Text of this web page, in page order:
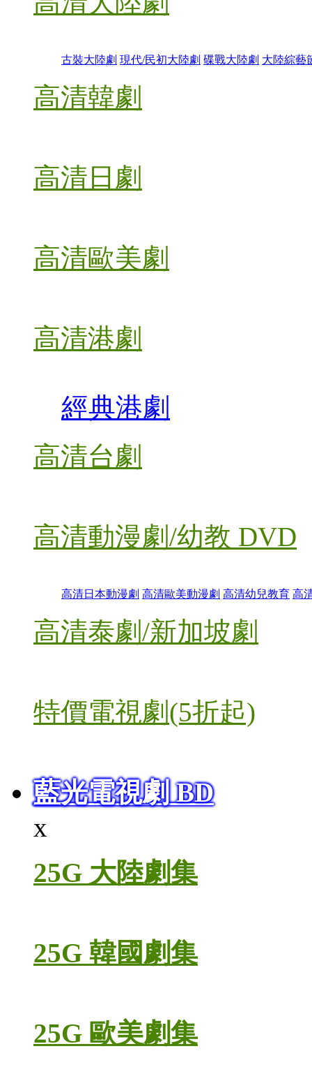
古裝大陸劇 現代/民初大陸劇 碟戰大陸劇 大陸綜藝
高清韓劇
高清日劇
高清歐美劇
高清港劇
經典港劇
高清台劇
高清動漫劇/幼教 DVD
高清日本動漫劇 高清歐美動漫劇 高清幼兒教育 高
高清泰劇/新加坡劇
特價電視劇(5折起)
藍光電視劇 BD
x
25G 大陸劇集
25G 韓國劇集
25G 歐美劇集